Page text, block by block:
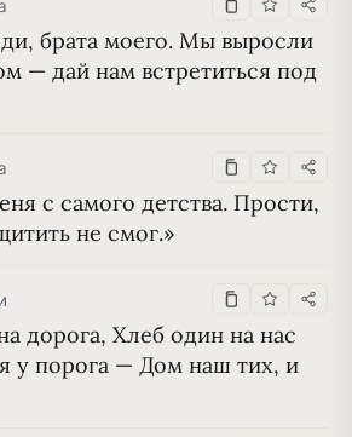
брата моего. Мы выросли
— дай нам встретиться под
с самого детства. Прости,
не смог.»
дорога, Хлеб один на нас
у порога — Дом наш тих, и